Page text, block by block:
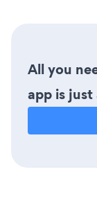
All you
app is